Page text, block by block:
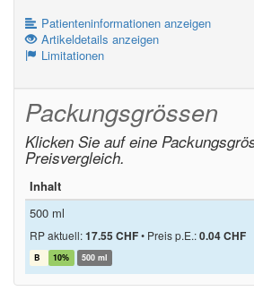
Patienteninformationen anzeigen
Artikeldetails anzeigen
Limitationen
Packungsgrössen
Klicken Sie auf eine
Preisvergleich.
Inhalt
500 ml
RP aktuell:17.55 CHF• Preis p.E.:0.04 CHF
B 10% 500 ml